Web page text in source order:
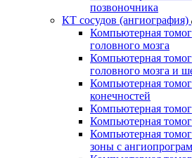
позвоночника
КТ сосудов (ангиография)
Компьютерная
головного мозга
Компьютерная
головного мозга и
Компьютерная
конечностей
Компьютерная
Компьютерная
Компьютерная
зоны с